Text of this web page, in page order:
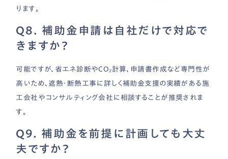
ります。
Q8. 補助金申請は自社だけで対応で
きますか？
可能ですが、省エネ診断やCO₂計算、申請書作成など専門性が
高いため、遮熱・断熱工事に詳しく補助金支援の実績がある施
工会社やコンサルティング会社に相談することが推奨されま
す。
Q9. 補助金を前提に計画しても大丈
夫ですか？